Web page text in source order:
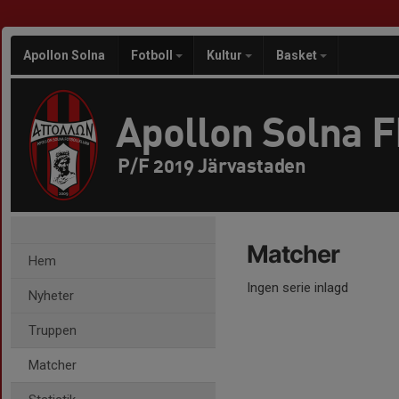
Apollon Solna Fotboll Kultur Basket
Apollon Solna
P/F 2019 Järvastaden
Hem
Nyheter
Truppen
Matcher
Matcher
Ingen serie inlagd